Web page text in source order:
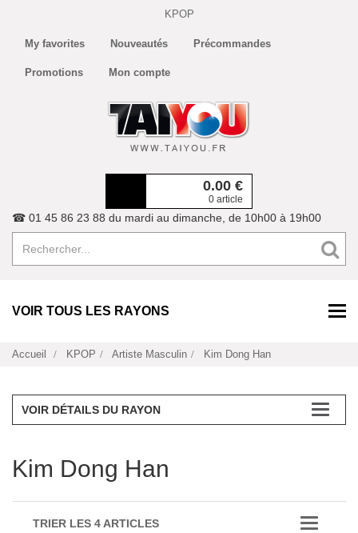
KPOP
My favorites Nouveautés Précommandes
Promotions Mon compte
0.00 €
0 article
☎ 01 45 86 23 88 du mardi au dimanche, de 10h00 à 19h00
VOIR TOUS LES RAYONS
Accueil KPOP Artiste Masculin Kim Dong Han
VOIR DÉTAILS DU RAYON
Kim Dong Han
TRIER LES 4 ARTICLES